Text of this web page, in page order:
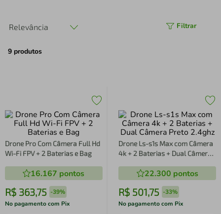
Relevância Filtrar
9 produtos
Drone Pro Com Câmera Full Hd
Wi-Fi FPV + 2 Baterias e Bag
16.167 pontos
R$ 363,75 -39%
No pagamento com Pix
Drone Ls-s1s Max com Câmera
4k + 2 Baterias + Dual Câmera
22.300 pontos
R$ 501,75 -33%
No pagamento com Pix